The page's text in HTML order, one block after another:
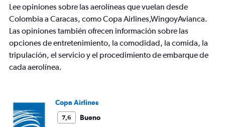
has
2
axes
displaying
Avg.
Price
flights.
Lee opiniones sobre las aerolíneas que vuelan desde
Colombia a Caracas, como Copa Airlines,WingoyAvianca.
Las opiniones también ofrecen información sobre las
opciones de entretenimiento, la comodidad, la comida, la
tripulación, el servicio y el procedimiento de embarque de
cada aerolínea.
Copa Airlines
7,6
Bueno